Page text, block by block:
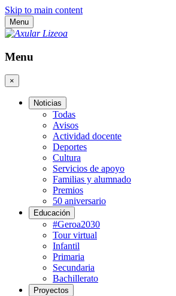
Skip to main content
Menu
Menu
×
Noticias
Todas
Avisos
Actividad docente
Deportes
Cultura
Servicios de apoyo
Familias y alumnado
Premios
50 aniversario
Educación
#Geroa2030
Tour virtual
Infantil
Primaria
Secundaria
Bachillerato
Proyectos